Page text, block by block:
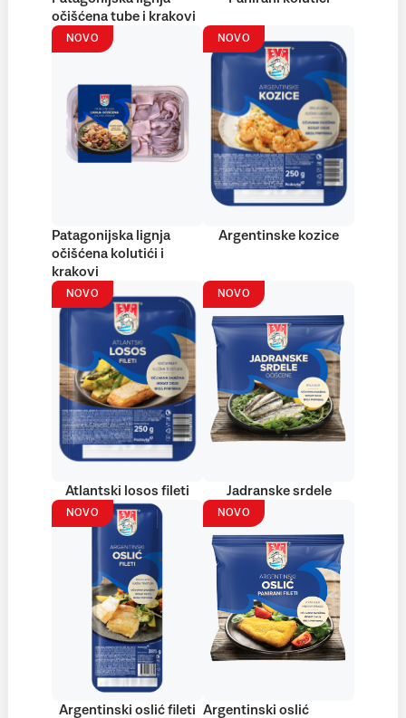
očišćena tube i krakovi
NOVO
Patagonijska lignja
očišćena kolutići i
krakovi
NOVO
Argentinske kozice
NOVO
Atlantski losos fileti
NOVO
Jadranske srdele
NOVO
Argentinski oslić fileti
NOVO
Argentinski oslić